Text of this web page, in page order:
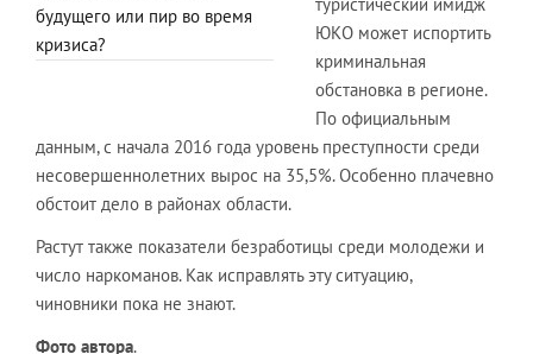
будущего или пир во время
кризиса?
ЮКО может испортить
криминальная
обстановка в регионе.
По официальным
данным, с начала 2016 года уровень преступности среди
несовершеннолетних вырос на 35,5%. Особенно плачевно
обстоит дело в районах области.
Растут также показатели безработицы среди молодежи и
число наркоманов. Как исправлять эту ситуацию,
чиновники пока не знают.
Фото автора.